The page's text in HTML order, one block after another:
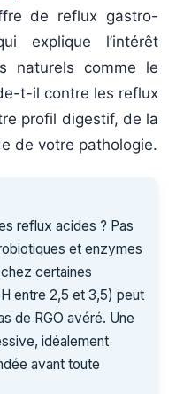
de reflux gastro-
explique l’intérêt
naturels comme le
t-il contre les reflux
profil digestif, de la
de votre pathologie.
reflux acides ? Pas
et enzymes
certaines
entre 2,5 et 3,5) peut
de RGO avéré. Une
idéalement
avant toute